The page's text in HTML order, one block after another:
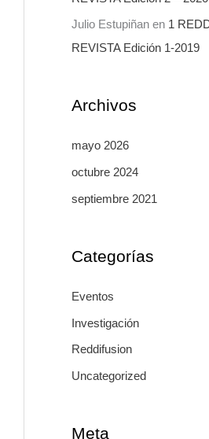
Julio Estupiñanen 1
REVISTA Edición 1-2019
Archivos
mayo 2026
octubre 2024
septiembre 2021
Categorías
Eventos
Investigación
Reddifusion
Uncategorized
Meta